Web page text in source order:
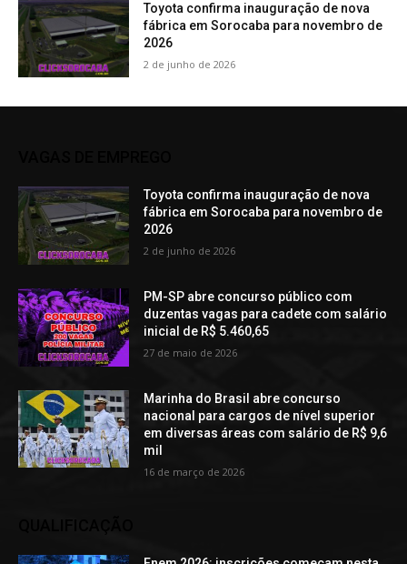
Toyota confirma inauguração de nova
fábrica em Sorocaba para novembro de
2026
2 de junho de 2026
Toyota confirma inauguração de nova
fábrica em Sorocaba para novembro de
2026
2 de junho de 2026
PM-SP abre concurso público com
duzentas vagas para cadete com salário
inicial de R$ 5.460,65
27 de maio de 2026
Marinha do Brasil abre concurso
nacional para cargos de nível superior
em diversas áreas com salário de R$ 9,6
mil
16 de março de 2026